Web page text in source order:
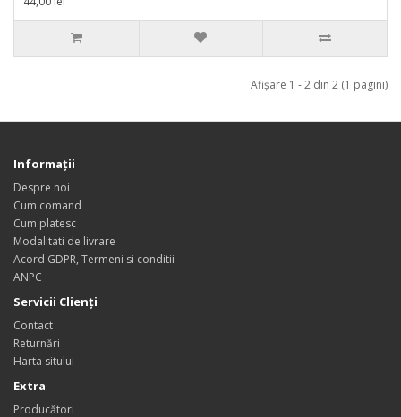
Afişare 1 - 2 din 2 (1 pagini)
Informaţii
Despre noi
Cum comand
Cum platesc
Modalitati de livrare
Acord GDPR, Termeni si conditii
ANPC
Servicii Clienţi
Contact
Returnări
Harta sitului
Extra
Producători